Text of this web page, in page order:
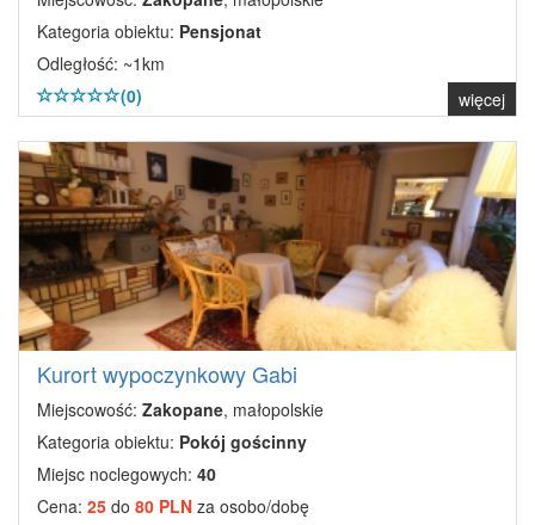
Kategoria obiektu: Pensjonat
Odległość: ~1km
(0)
więcej
Kurort wypoczynkowy Gabi
Miejscowość: Zakopane, małopolskie
Kategoria obiektu: Pokój gościnny
Miejsc noclegowych: 40
Cena: 25 do 80 PLN za osobo/dobę